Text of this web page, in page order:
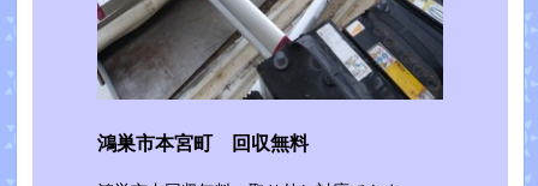
鴻巣市本宮町 回収無料